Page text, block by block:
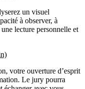
un visuel
à observer, à
lecture personnelle et
votre ouverture d’esprit
Le jury pourra